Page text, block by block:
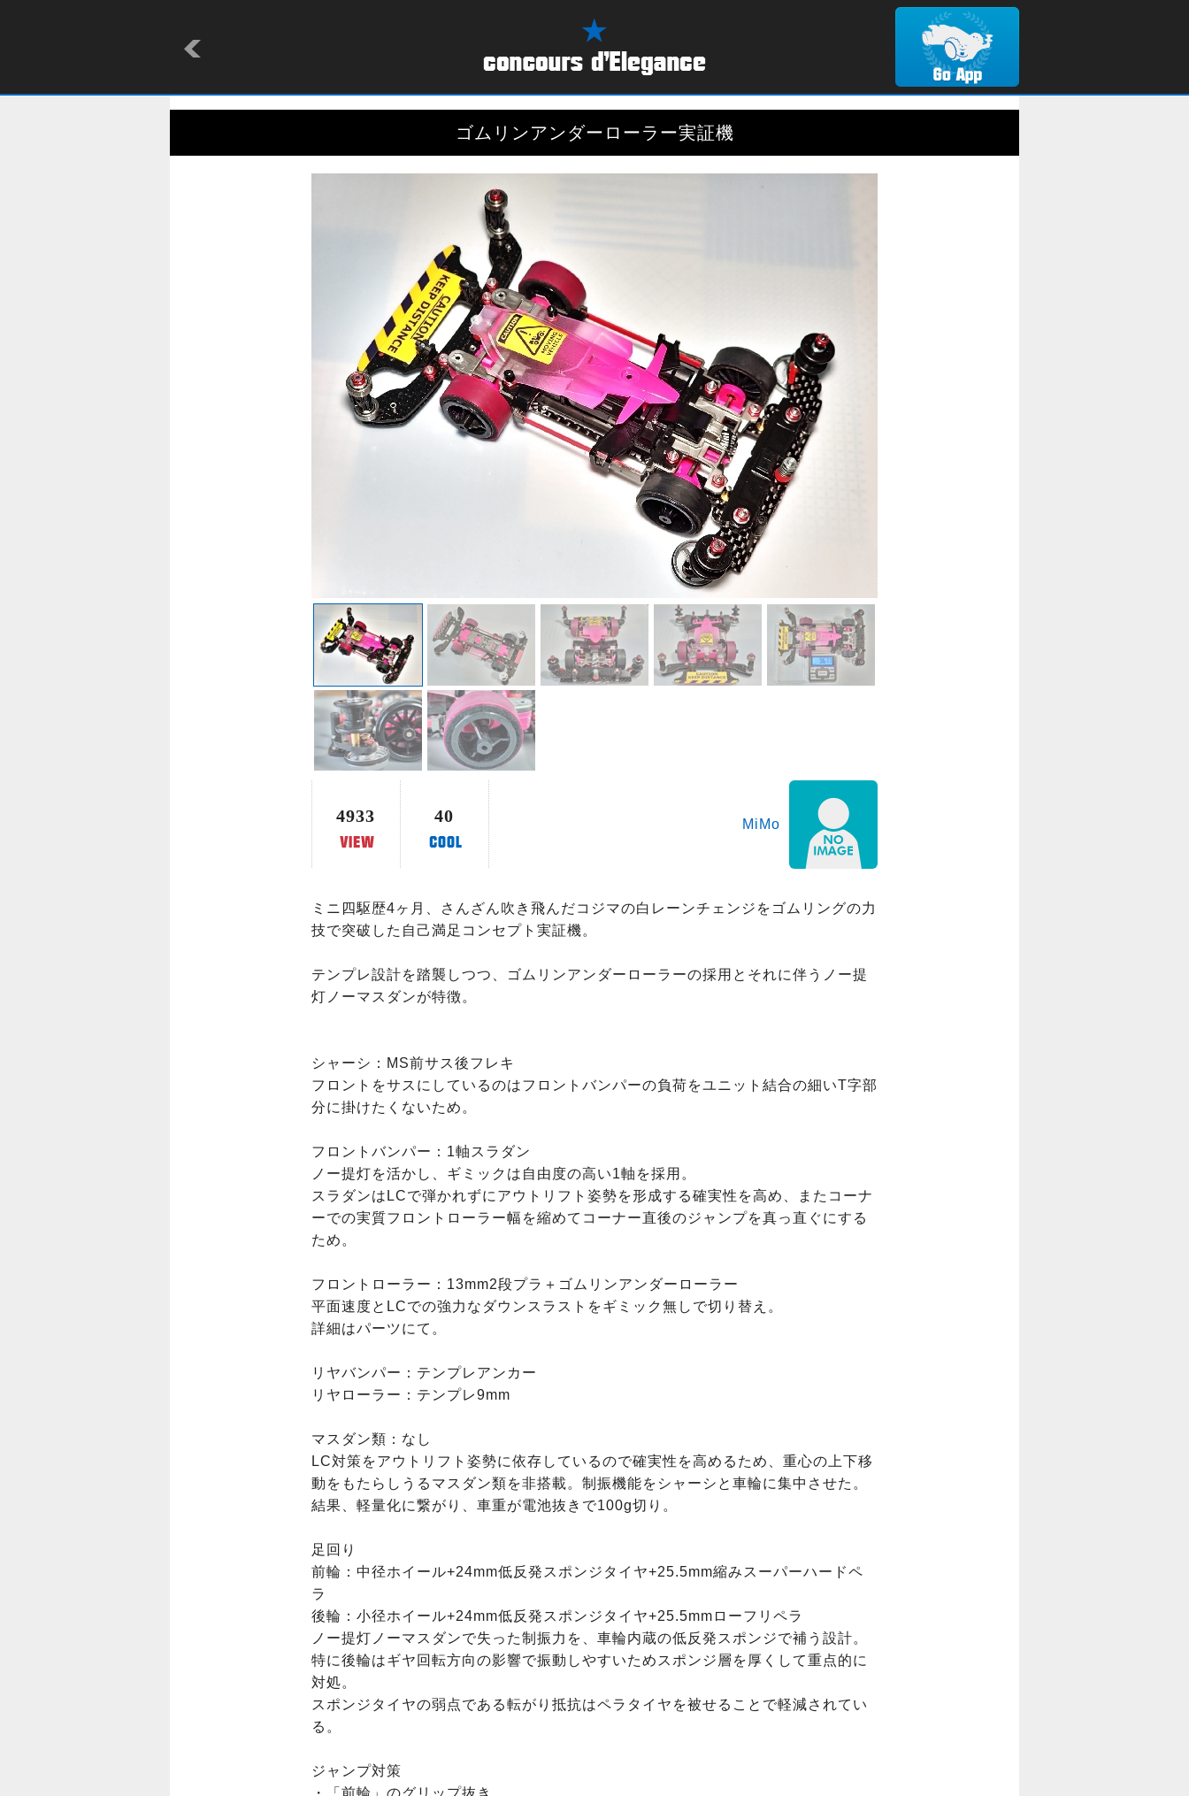
ゴムリンアンダーローラー実証機
4933 40 MiMo
ミニ四駆歴4ヶ月、さんざん吹き飛んだコジマの白レーンチェンジをゴムリングの力
技で突破した自己満足コンセプト実証機。
テンプレ設計を踏襲しつつ、ゴムリンアンダーローラーの採用とそれに伴うノー提
灯ノーマスダンが特徴。
シャーシ：MS前サス後フレキ
フロントをサスにしているのはフロントバンパーの負荷をユニット結合の細いT字部
分に掛けたくないため。
フロントバンパー：1軸スラダン
ノー提灯を活かし、ギミックは自由度の高い1軸を採用。
スラダンはLCで弾かれずにアウトリフト姿勢を形成する確実性を高め、またコーナ
ーでの実質フロントローラー幅を縮めてコーナー直後のジャンプを真っ直ぐにする
ため。
フロントローラー：13mm2段プラ＋ゴムリンアンダーローラー
平面速度とLCでの強力なダウンスラストをギミック無しで切り替え。
詳細はパーツにて。
リヤバンパー：テンプレアンカー
リヤローラー：テンプレ9mm
マスダン類：なし
LC対策をアウトリフト姿勢に依存しているので確実性を高めるため、重心の上下移
動をもたらしうるマスダン類を非搭載。制振機能をシャーシと車輪に集中させた。
結果、軽量化に繋がり、車重が電池抜きで100g切り。
足回り
前輪：中径ホイール+24mm低反発スポンジタイヤ+25.5mm縮みスーパーハードペ
ラ
後輪：小径ホイール+24mm低反発スポンジタイヤ+25.5mmローフリペラ
ノー提灯ノーマスダンで失った制振力を、車輪内蔵の低反発スポンジで補う設計。
特に後輪はギヤ回転方向の影響で振動しやすいためスポンジ層を厚くして重点的に
対処。
スポンジタイヤの弱点である転がり抵抗はペラタイヤを被せることで軽減されてい
る。
ジャンプ対策